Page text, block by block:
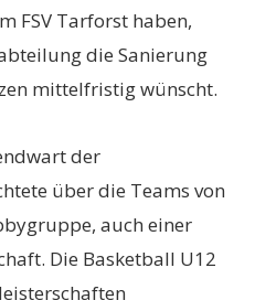
FSV Tarforst haben,
die Sanierung
mittelfristig wünscht.
der
über die Teams von
auch einer
Die Basketball U12